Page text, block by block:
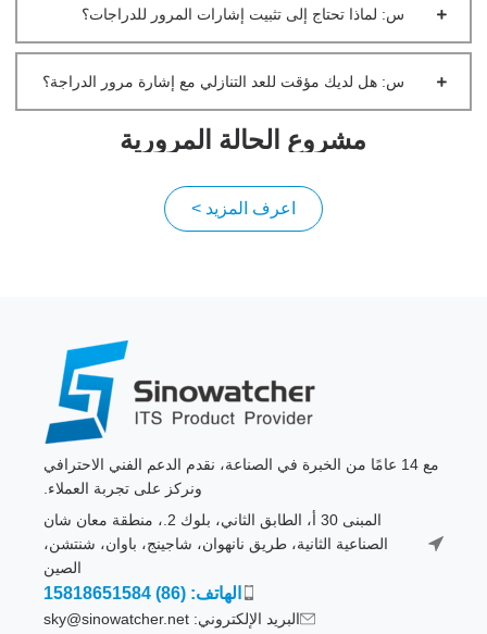
س: لماذا تحتاج إلى تثبيت إشارات المرور للدراجات؟
س: هل لديك مؤقت للعد التنازلي مع إشارة مرور الدراجة؟
مشروع الحالة المرورية
اعرف المزيد >
مع 14 عامًا من الخبرة في الصناعة، نقدم الدعم الفني الاحترافي
ونركز على تجربة العملاء.
المبنى 30 أ، الطابق الثاني، بلوك 2.، منطقة معان شان
الصناعية الثانية، طريق نانهوان، شاجينج، باوان، شنتشن،
الصين
الهاتف: (86) 15818651584
البريد الإلكتروني: sky@sinowatcher.net